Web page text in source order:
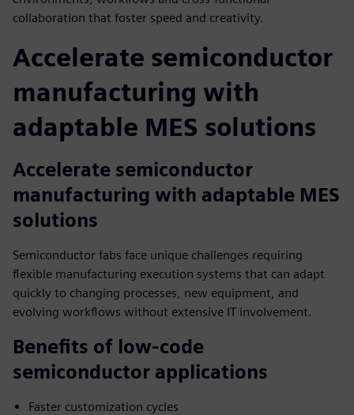
collaboration that foster speed and creativity.
Accelerate semiconductor
manufacturing with
adaptable MES solutions
Accelerate semiconductor
manufacturing with adaptable MES
solutions
Semiconductor fabs face unique challenges requiring
flexible manufacturing execution systems that can adapt
quickly to changing processes, new equipment, and
evolving workflows without extensive IT involvement.
Benefits of low-code
semiconductor applications
Faster customization cycles